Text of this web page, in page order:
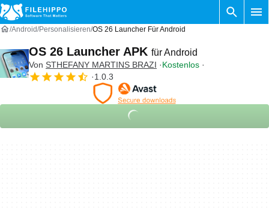
Android Personalisieren OS 26 Launcher Für Android
OS 26 Launcher APK für Android
Von STHEFANY MARTINS BRAZI
Kostenlos
1.0.3